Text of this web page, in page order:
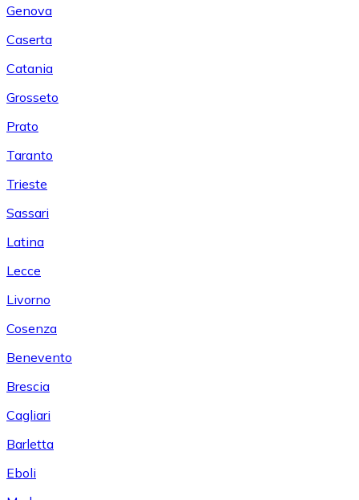
Genova
Caserta
Catania
Grosseto
Prato
Taranto
Trieste
Sassari
Latina
Lecce
Livorno
Cosenza
Benevento
Brescia
Cagliari
Barletta
Eboli